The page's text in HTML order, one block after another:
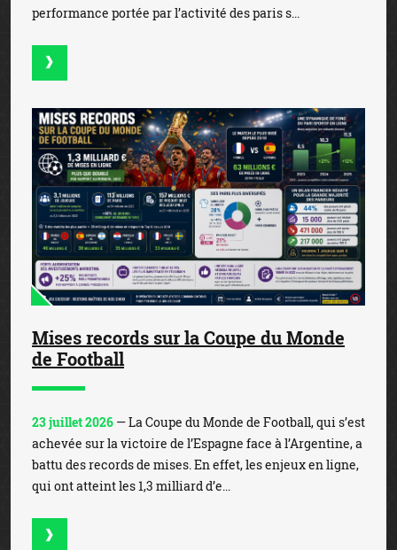
performance portée par l’activité des paris s...
Mises records sur la Coupe du Monde
de Football
23 juillet 2026 — La Coupe du Monde de Football, qui s’est
achevée sur la victoire de l’Espagne face à l’Argentine, a
battu des records de mises. En effet, les enjeux en ligne,
qui ont atteint les 1,3 milliard d’e...